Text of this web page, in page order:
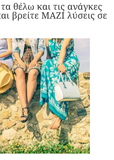
θέλω και τις ανάγκες
βρείτε ΜΑΖΙ λύσεις σε